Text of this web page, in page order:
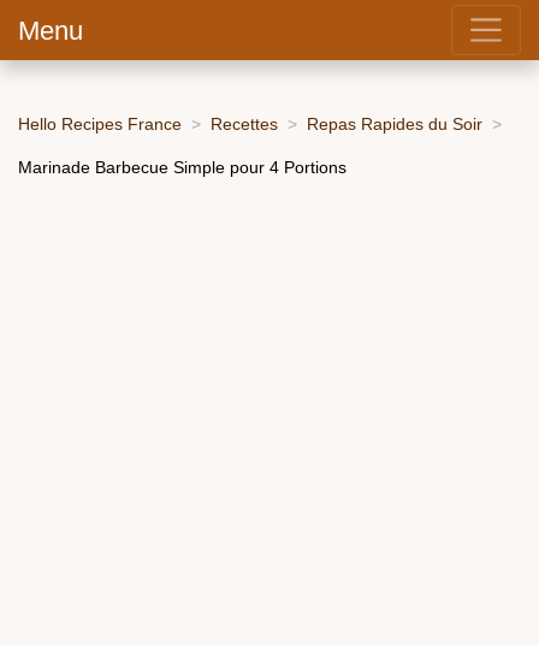
Menu
Hello Recipes France Recettes Repas Rapides du Soir
Marinade Barbecue Simple pour 4 Portions